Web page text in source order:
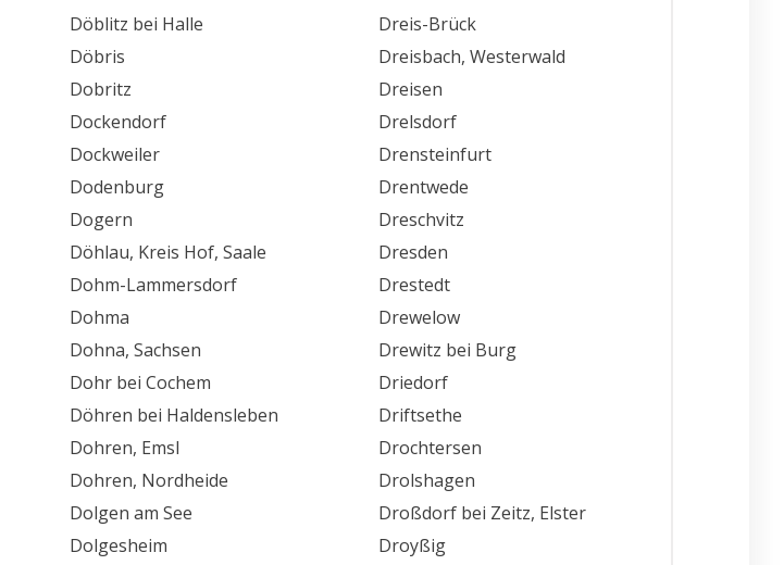
Döblitz bei Halle
Döbris
Dobritz
Dockendorf
Dockweiler
Dodenburg
Dogern
Döhlau, Kreis Hof, Saale
Dohm-Lammersdorf
Dohma
Dohna, Sachsen
Dohr bei Cochem
Döhren bei Haldensleben
Dohren, Emsl
Dohren, Nordheide
Dolgen am See
Dolgesheim
Dreis-Brück
Dreisbach, Westerwald
Dreisen
Drelsdorf
Drensteinfurt
Drentwede
Dreschvitz
Dresden
Drestedt
Drewelow
Drewitz bei Burg
Driedorf
Driftsethe
Drochtersen
Drolshagen
Droßdorf bei Zeitz, Elster
Droyßig